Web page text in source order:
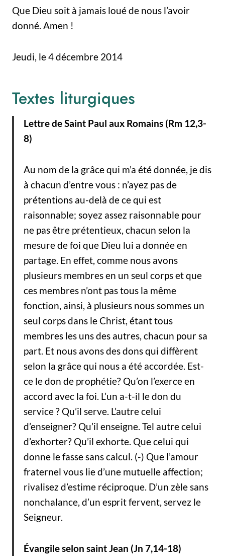
Que Dieu soit à jamais loué de nous l’avoir
donné. Amen !
Jeudi, le 4 décembre 2014
Textes liturgiques
Lettre de Saint Paul aux Romains (Rm 12,3-
8)
Au nom de la grâce qui m’a été donnée, je dis
à chacun d’entre vous : n’ayez pas de
prétentions au-delà de ce qui est
raisonnable; soyez assez raisonnable pour
ne pas être prétentieux, chacun selon la
mesure de foi que Dieu lui a donnée en
partage. En effet, comme nous avons
plusieurs membres en un seul corps et que
ces membres n’ont pas tous la même
fonction, ainsi, à plusieurs nous sommes un
seul corps dans le Christ, étant tous
membres les uns des autres, chacun pour sa
part. Et nous avons des dons qui diffèrent
selon la grâce qui nous a été accordée. Est-
ce le don de prophétie? Qu’on l’exerce en
accord avec la foi. L’un a-t-il le don du
service ? Qu’il serve. L’autre celui
d’enseigner? Qu’il enseigne. Tel autre celui
d’exhorter? Qu’il exhorte. Que celui qui
donne le fasse sans calcul. (-) Que l’amour
fraternel vous lie d’une mutuelle affection;
rivalisez d’estime réciproque. D’un zèle sans
nonchalance, d’un esprit fervent, servez le
Seigneur.
Évangile selon saint Jean (Jn 7,14-18)